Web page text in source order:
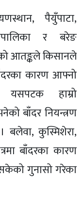
पैयुँपाटा,
र बरेङ
आतङ्कले किसानले
कारण आफ्नो
हाम्रो
बाँदर नियन्त्रण
बलेवा, कुस्मिशेरा,
बाँदरका कारण
गुनासो गरेका